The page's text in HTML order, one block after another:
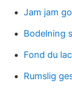
Jam jam
Bodelning
Fond du
Rumslig